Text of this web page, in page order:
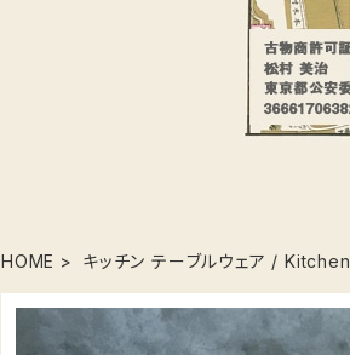
HOME キッチン テーブルウェア / Kitchen